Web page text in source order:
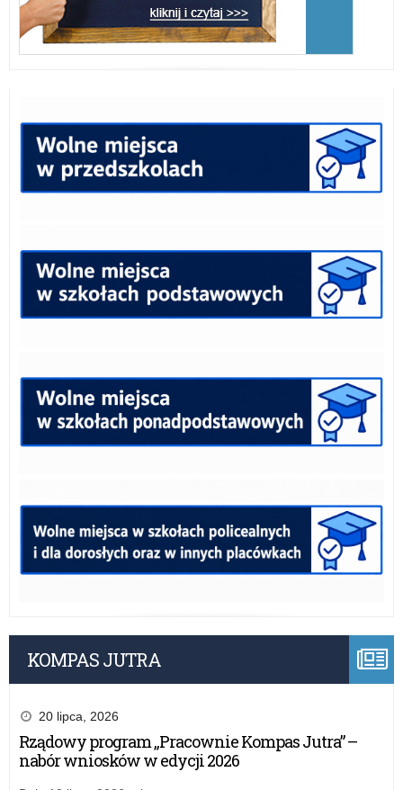
KOMPAS JUTRA
20 lipca, 2026
Rządowy program „Pracownie Kompas Jutra” –
nabór wniosków w edycji 2026